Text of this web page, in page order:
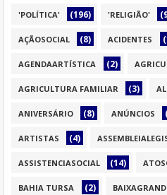
'POLÍTICA' (196) 'RELIGIÃO'
AÇÃOSOCIAL (8) ACIDENTES
AGENDAARTÍSTICA (2)
AGRICULTURA FAMILIAR (3)
ANIVERSÁRIO (8) ANÚNCIOS
ARTISTAS (4)
ASSISTENCIASOCIAL (14)
BAHIA TURSA (2)